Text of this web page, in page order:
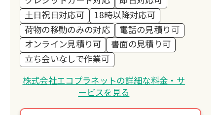
土日祝日対応可
18時以降対応可
荷物の移動のみの対応
電話の見積り可
オンライン見積り可
書面の見積り可
立ち会いなしで作業可
株式会社エコプラネットの詳細な料金・サ
ービスを見る